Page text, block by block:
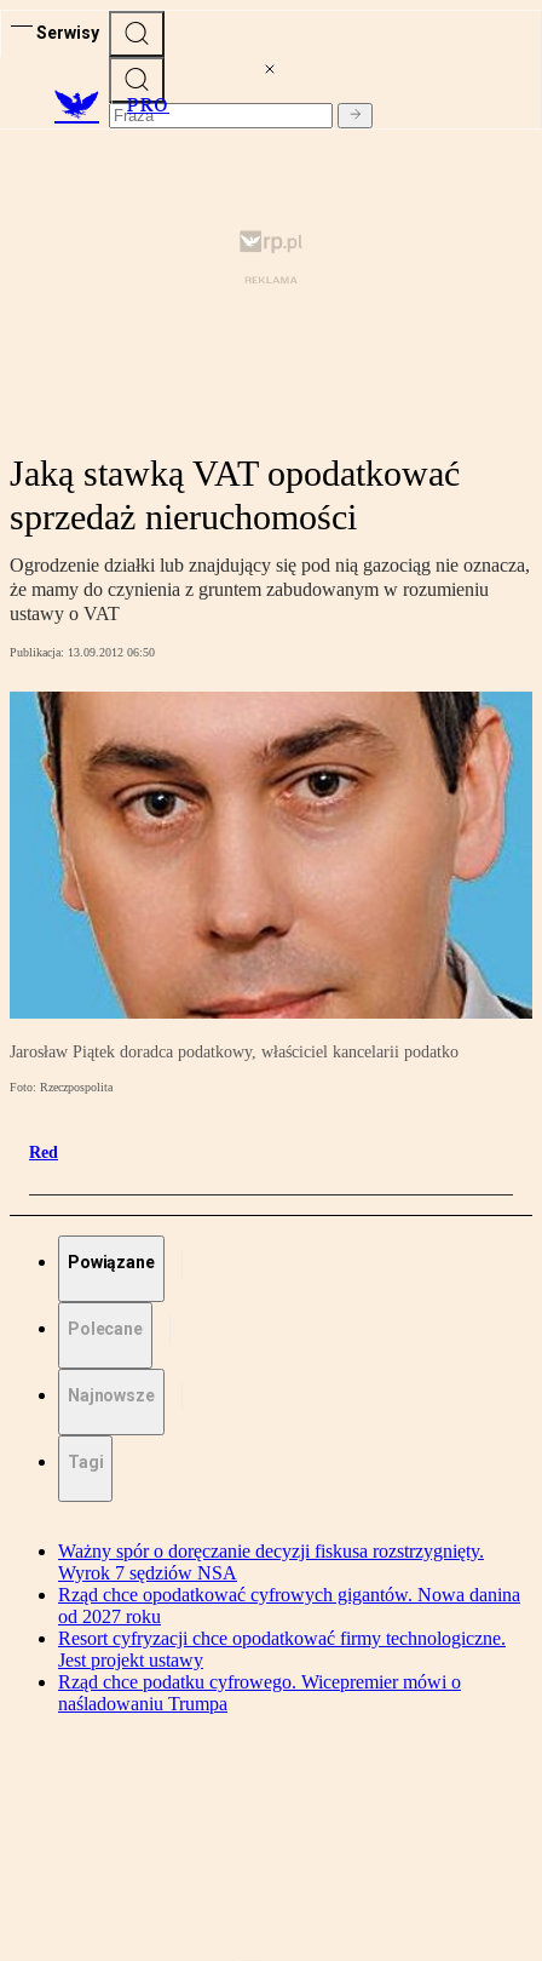
Serwisy
PRO
Jaką stawką VAT opodatkować
sprzedaż nieruchomości
Ogrodzenie działki lub znajdujący się pod nią gazociąg nie oznacza,
że mamy do czynienia z gruntem zabudowanym w rozumieniu
ustawy o VAT
Publikacja: 13.09.2012 06:50
Jarosław Piątek doradca podatkowy, właściciel kancelarii podatko
Foto: Rzeczpospolita
Red
Powiązane
Polecane
Najnowsze
Tagi
Ważny spór o doręczanie decyzji fiskusa rozstrzygnięty.
Wyrok 7 sędziów NSA
Rząd chce opodatkować cyfrowych gigantów. Nowa danina
od 2027 roku
Resort cyfryzacji chce opodatkować firmy technologiczne.
Jest projekt ustawy
Rząd chce podatku cyfrowego. Wicepremier mówi o
naśladowaniu Trumpa